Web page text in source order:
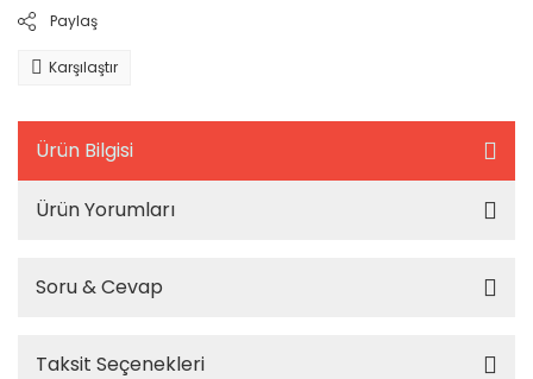
Paylaş
Karşılaştır
Ürün Bilgisi
Ürün Yorumları
Soru & Cevap
Taksit Seçenekleri